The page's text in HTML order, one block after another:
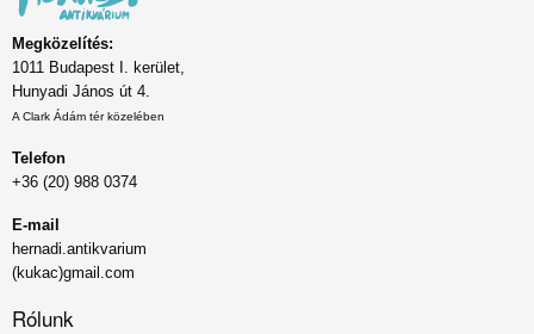
Megközelítés:
1011 Budapest I. kerület,
Hunyadi János út 4.
A Clark Ádám tér közelében
Telefon
+36 (20) 988 0374
E-mail
hernadi.antikvarium
(kukac)gmail.com
Rólunk